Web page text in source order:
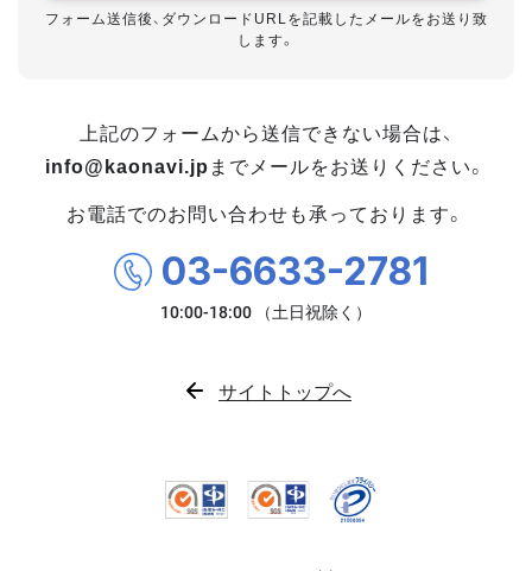
フォーム送信後、ダウンロードURLを記載したメールをお送り致
します。
上記のフォームから送信できない場合は、
info@kaonavi.jp までメールをお送りください。
お電話でのお問い合わせも承っております。
03-6633-2781
サイトトップへ